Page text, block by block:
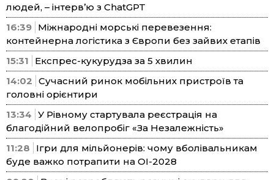
людей, – інтерв’ю з ChatGPT
16:39 Міжнародні морські перевезення:
контейнерна логістика з Європи без зайвих етапів
15:31
Експрес-кукурудза за 5 хвилин
14:02 Сучасний ринок мобільних пристроїв та
головні орієнтири
13:34 У Рівному стартувала реєстрація на
благодійний велопробіг «За Незалежність»
11:28
Ігри для мільйонерів: чому вболівальникам
буде важко потрапити на ОІ-2028